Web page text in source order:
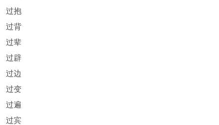
过抱
过背
过辈
过辟
过边
过变
过遍
过宾